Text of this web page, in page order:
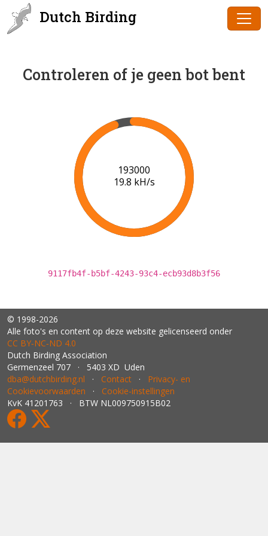
Dutch Birding
Controleren of je geen bot bent
193000
19.8 kH/s
9117fb4f-b5bf-4243-93c4-ecb93d8b3f56
© 1998-2026
Alle foto's en content op deze website gelicenseerd onder
CC BY‑NC‑ND 4.0
Dutch Birding Association
Germenzeel 707 · 5403 XD Uden
dba@dutchbirding.nl · Contact · Privacy- en
Cookievoorwaarden · Cookie-instellingen
KvK 41201763 · BTW NL009750915B02